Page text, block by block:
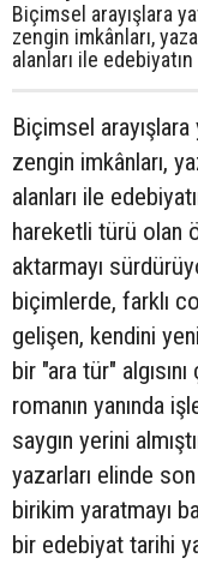
Biçimsel arayışlara
zengin imkânları,
alanları ile
Biçimsel
zengin imkânları,
alanları ile
hareketli türü olan
aktarmayı
biçimlerde, farklı
gelişen, kendini
bir "ara tür"
romanın yanında
saygın yerini
yazarları elinde
birikim yaratmayı
bir edebiyat tarihi